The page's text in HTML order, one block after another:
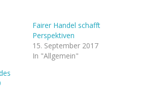
Fairer Handel schafft
Perspektiven
15. September 2017
In "Allgemein"